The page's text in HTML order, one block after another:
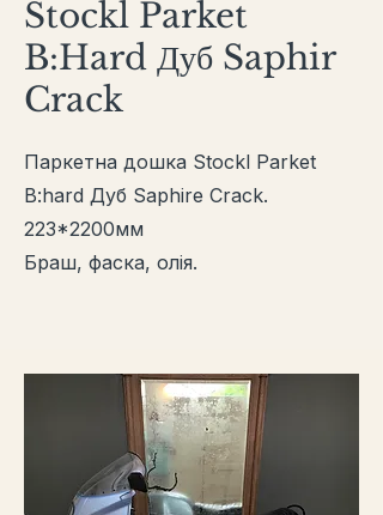
Stockl Parket
B:Hard Дуб Saphir
Crack
Паркетна дошка Stockl Parket
B:hard Дуб Saphire Crack.
223*2200мм
Браш, фаска, олія.